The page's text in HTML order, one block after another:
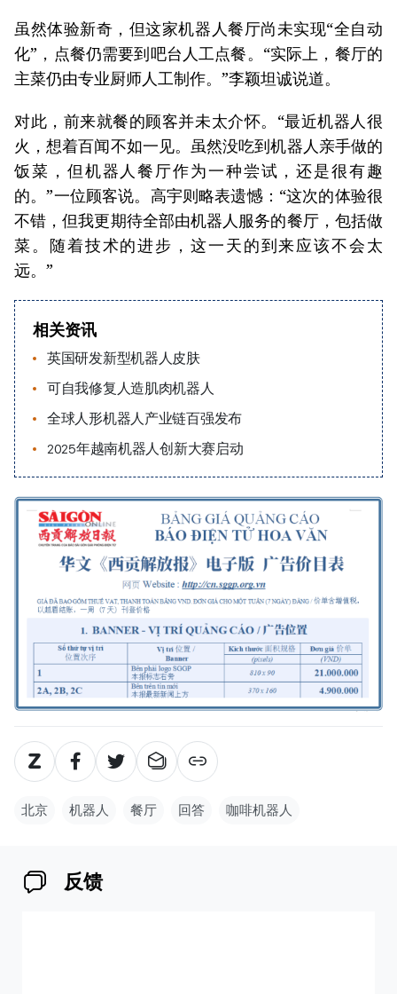
虽然体验新奇，但这家机器人餐厅尚未实现“全自动
化”，点餐仍需要到吧台人工点餐。“实际上，餐厅的
主菜仍由专业厨师人工制作。”李颖坦诚说道。
对此，前来就餐的顾客并未太介怀。“最近机器人很
火，想着百闻不如一见。虽然没吃到机器人亲手做的
饭菜，但机器人餐厅作为一种尝试，还是很有趣
的。”一位顾客说。高宇则略表遗憾：“这次的体验很
不错，但我更期待全部由机器人服务的餐厅，包括做
菜。随着技术的进步，这一天的到来应该不会太
远。”
相关资讯
英国研发新型机器人皮肤
可自我修复人造肌肉机器人
全球人形机器人产业链百强发布
2025年越南机器人创新大赛启动
北京 机器人 餐厅 回答 咖啡机器人
反馈